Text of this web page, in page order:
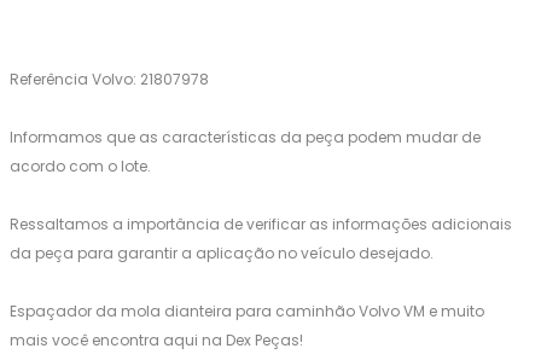
Referência Volvo: 21807978
Informamos que as características da peça podem mudar de
acordo com o lote.
Ressaltamos a importância de verificar as informações adicionais
da peça para garantir a aplicação no veículo desejado.
Espaçador da mola dianteira para caminhão Volvo VM e muito
mais você encontra aqui na Dex Peças!